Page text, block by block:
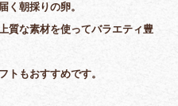
く朝採りの卵。
質な素材を使ってバラエティ豊
トもおすすめです。